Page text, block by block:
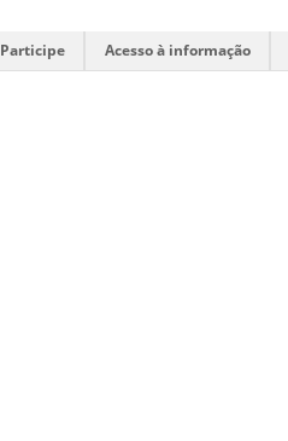
Participe Acesso à informação